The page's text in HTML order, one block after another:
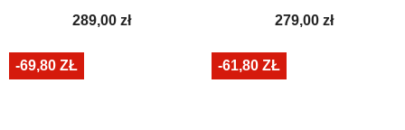
Cena
289,00 zł Cena
279,00 zł
-69,80 ZŁ -61,80 ZŁ